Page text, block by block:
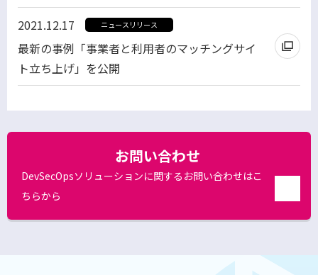
別
ウ
ィ
ン
ド
で
く
2021.12.17 ニュースリリース
最新の事例「事業者と利用者のマッチングサイ
ト立ち上げ」を公開
別
開
お問い合わせ
DevSecOpsソリューションに関するお問い合わせはこ
ちらから
ウ